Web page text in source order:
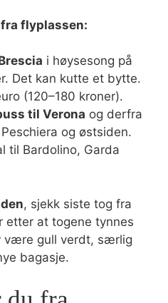
flyplassen:
i høysesong på
Det kan kutte et bytte.
(120–180 kroner).
til Verona og derfra
og østsiden.
til Bardolino, Garda
, sjekk siste tog fra
etter at togene tynnes
være gull verdt, særlig
bagasje.